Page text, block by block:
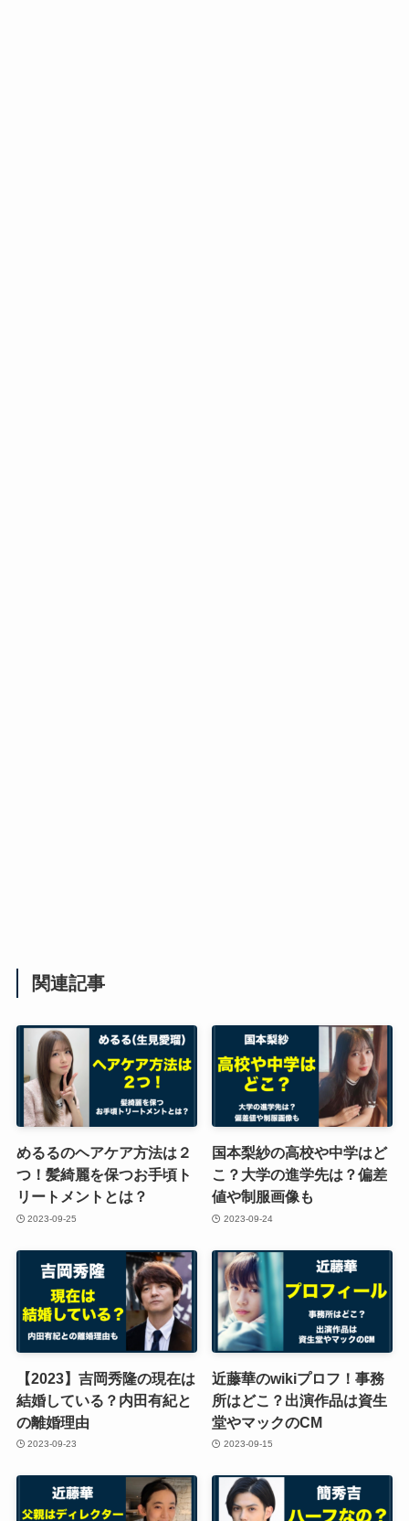
関連記事
めるるのヘアケア方法は２
つ！髪綺麗を保つお手頃ト
リートメントとは？
2023-09-25
国本梨紗の高校や中学はど
こ？大学の進学先は？偏差
値や制服画像も
2023-09-24
【2023】吉岡秀隆の現在は
結婚している？内田有紀と
の離婚理由
2023-09-23
近藤華のwikiプロフ！事務
所はどこ？出演作品は資生
堂やマックのCM
2023-09-15